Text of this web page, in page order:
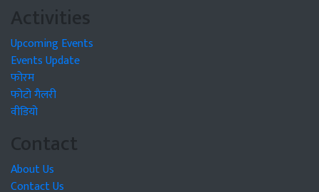
Activities
Upcoming Events
Events Update
फोरम
फोटो गैलरी
वीडियो
Contact
About Us
Contact Us